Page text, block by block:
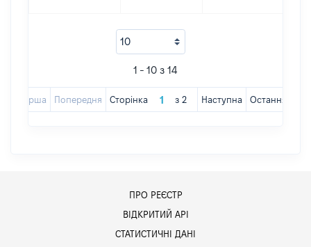
1 - 10 з 14
Перша Попередня Сторінка з 2 Наступна Остання
ПРО РЕЄСТР
ВІДКРИТИЙ АРІ
СТАТИСТИЧНІ ДАНІ